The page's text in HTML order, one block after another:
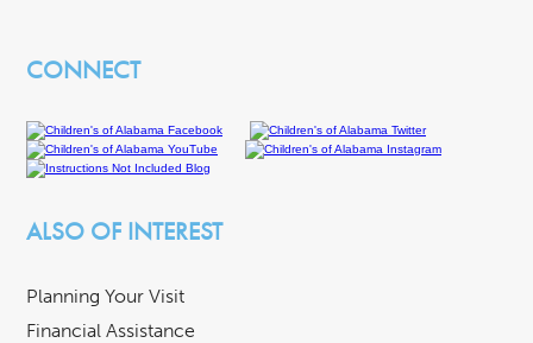
CONNECT
ALSO OF INTEREST
Planning Your Visit
Financial Assistance